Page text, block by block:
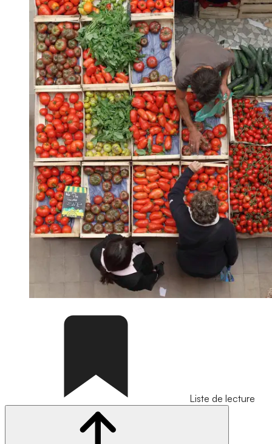
Liste de lecture